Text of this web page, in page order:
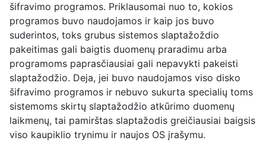
šifravimo programos. Priklausomai nuo to, kokios
programos buvo naudojamos ir kaip jos buvo
suderintos, toks grubus sistemos slaptažoždio
pakeitimas gali baigtis duomenų praradimu arba
programoms paprasčiausiai gali nepavykti pakeisti
slaptažodžio. Deja, jei buvo naudojamos viso disko
šifravimo programos ir nebuvo sukurta specialių toms
sistemoms skirtų slaptažodžio atkūrimo duomenų
laikmenų, tai pamirštas slaptažodis greičiausiai baigsis
viso kaupiklio trynimu ir naujos OS įrašymu.